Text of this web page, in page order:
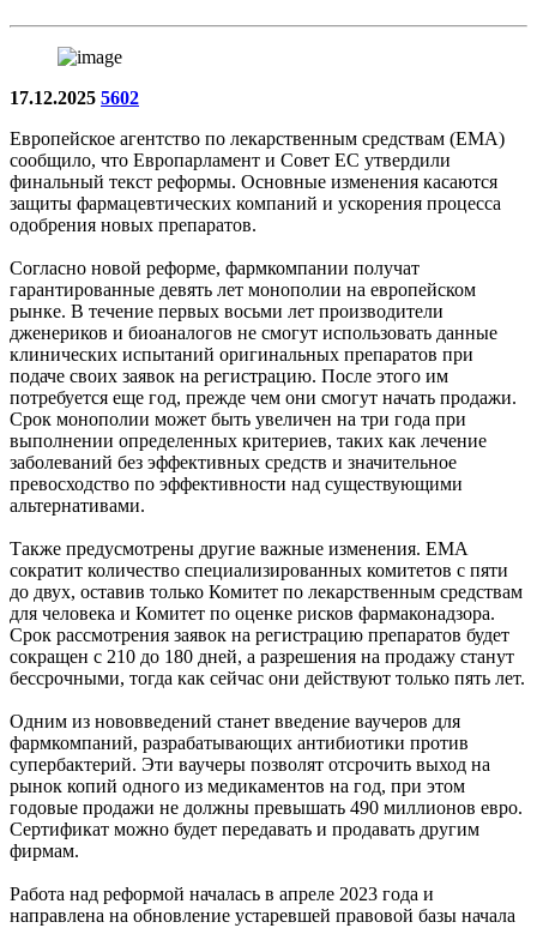
17.12.2025 5602
Европейское агентство по лекарственным средствам (EMA)
сообщило, что Европарламент и Совет ЕС утвердили
финальный текст реформы. Основные изменения касаются
защиты фармацевтических компаний и ускорения процесса
одобрения новых препаратов.
Согласно новой реформе, фармкомпании получат
гарантированные девять лет монополии на европейском
рынке. В течение первых восьми лет производители
дженериков и биоаналогов не смогут использовать данные
клинических испытаний оригинальных препаратов при
подаче своих заявок на регистрацию. После этого им
потребуется еще год, прежде чем они смогут начать продажи.
Срок монополии может быть увеличен на три года при
выполнении определенных критериев, таких как лечение
заболеваний без эффективных средств и значительное
превосходство по эффективности над существующими
альтернативами.
Также предусмотрены другие важные изменения. EMA
сократит количество специализированных комитетов с пяти
до двух, оставив только Комитет по лекарственным средствам
для человека и Комитет по оценке рисков фармаконадзора.
Срок рассмотрения заявок на регистрацию препаратов будет
сокращен с 210 до 180 дней, а разрешения на продажу станут
бессрочными, тогда как сейчас они действуют только пять лет.
Одним из нововведений станет введение ваучеров для
фармкомпаний, разрабатывающих антибиотики против
супербактерий. Эти ваучеры позволят отсрочить выход на
рынок копий одного из медикаментов на год, при этом
годовые продажи не должны превышать 490 миллионов евро.
Сертификат можно будет передавать и продавать другим
фирмам.
Работа над реформой началась в апреле 2023 года и
направлена на обновление устаревшей правовой базы начала